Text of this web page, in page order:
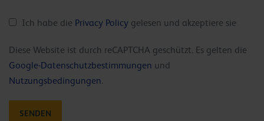
Ich habe die Privacy Policy gelesen und akzeptiere sie
Diese Website ist durch reCAPTCHA geschützt. Es gelten die
Google-Datenschutzbestimmungen und
Nutzungsbedingungen.